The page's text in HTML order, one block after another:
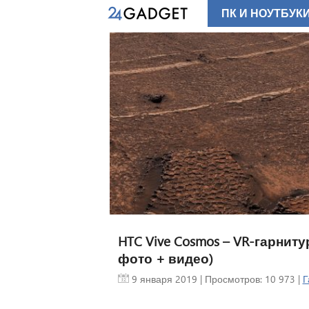
HTC Vive Cosmos – VR-
фото + видео)
9 января 2019 | Просмотров: 10 973 |
ПК И НОУТБУКИ